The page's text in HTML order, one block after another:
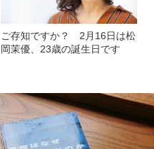
ご存知ですか？ 2月16日は松
岡茉優、23歳の誕生日です